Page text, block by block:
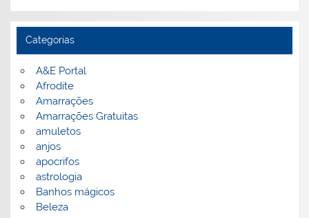
Categorias
A&E Portal
Afrodite
Amarrações
Amarrações Gratuitas
amuletos
anjos
apocrifos
astrologia
Banhos mágicos
Beleza